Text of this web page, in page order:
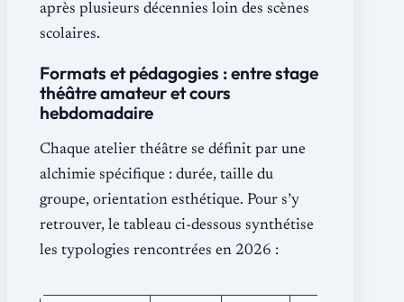
après plusieurs décennies loin des scènes
scolaires.
Formats et pédagogies : entre stage
théâtre amateur et cours
hebdomadaire
Chaque atelier théâtre se définit par une
alchimie spécifique : durée, taille du
groupe, orientation esthétique. Pour s’y
retrouver, le tableau ci-dessous synthétise
les typologies rencontrées en 2026 :